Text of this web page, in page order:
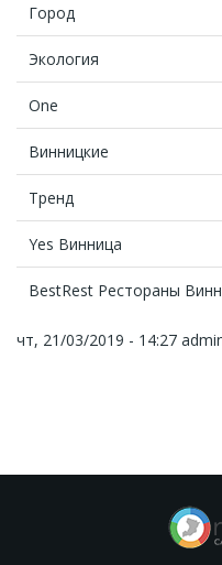
Город
Экология
One
Винницкие
Тренд
Yes Винница
BestRest Рестораны
чт, 21/03/2019 - 14:27